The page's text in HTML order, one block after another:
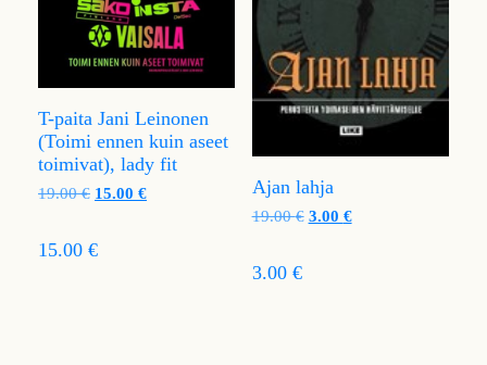
T-paita Jani Leinonen
(Toimi ennen kuin aseet
toimivat), lady fit
19.00€ 15.00 €
15.00 €
Ajan lahja
19.00€ 3.00 €
3.00 €